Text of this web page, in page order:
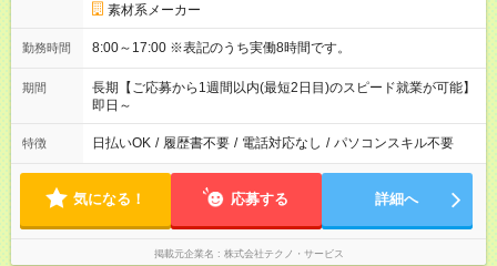
素材系メーカー
勤務時間 8:00～17:00 ※表記のうち実働8時間です。
期間
長期【ご応募から1週間以内(最短2日目)のスピード就業が可能】
即日～
特徴 日払いOK / 履歴書不要 / 電話対応なし / パソコンスキル不要
気になる！ 応募する 詳細へ
掲載元企業名 株式会社テクノ・サービス